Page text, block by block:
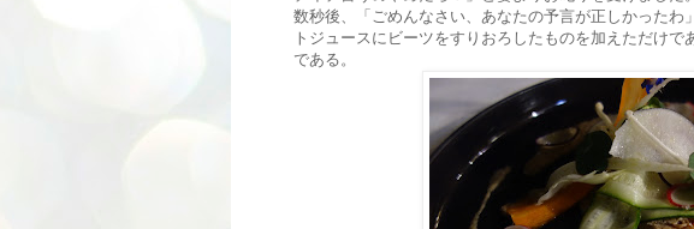
数秒後、「ごめんなさい、あなたの予言が正しかったわ
トジュースにビーツをすりおろしたものを加えただけで
である。